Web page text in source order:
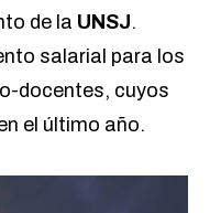
de la UNSJ.
salarial para los
docentes, cuyos
el último año.